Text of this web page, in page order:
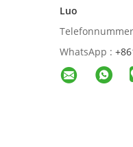
Luo
WhatsApp :